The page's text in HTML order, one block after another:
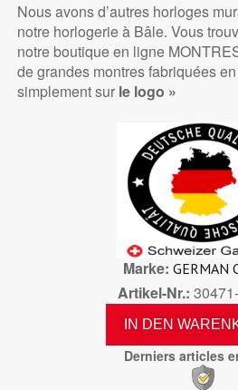
Nous avons d’autres horloges
notre horlogerie à Bâle. Vous
notre boutique en ligne
de grandes montres fabriquées
simplement sur le logo »
Marke GERMAN
Artikel-Nr.
IN DEN
Derniers articles